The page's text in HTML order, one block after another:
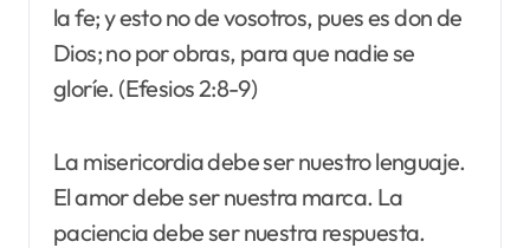
la fe; y esto no de vosotros, pues es don de
Dios; no por obras, para que nadie se
gloríe. (Efesios 2:8-9)
La misericordia debe ser nuestro lenguaje.
El amor debe ser nuestra marca. La
paciencia debe ser nuestra respuesta.